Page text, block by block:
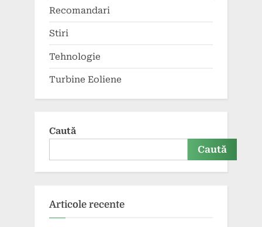
Recomandari
Stiri
Tehnologie
Turbine Eoliene
Caută
Caută
Articole recente